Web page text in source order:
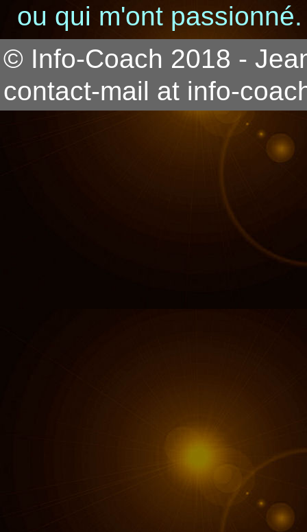
ou qui m'ont passionné.
© Info-Coach 2018 -
contact-mail at info-